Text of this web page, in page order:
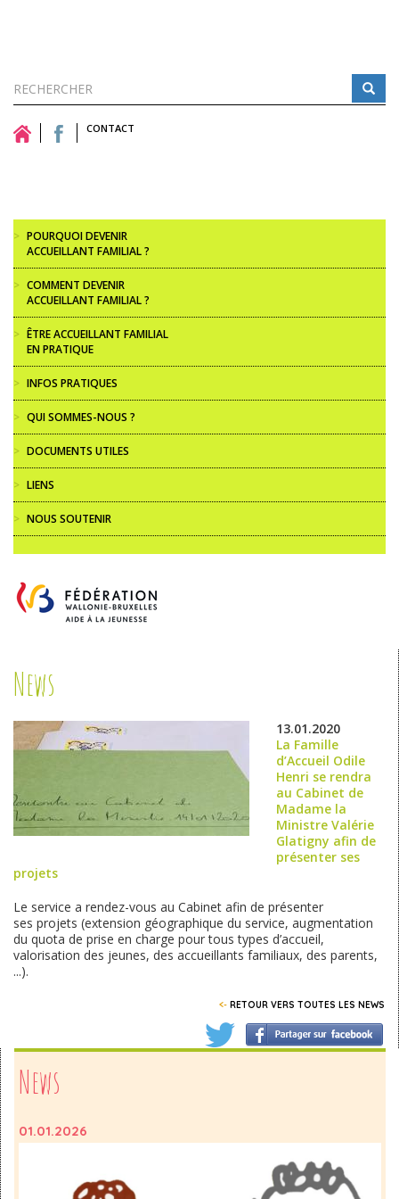
Formulaire
de
recherche
Rechercher CONTACT
> POURQUOI DEVENIR
ACCUEILLANT FAMILIAL ?
> COMMENT DEVENIR
ACCUEILLANT FAMILIAL ?
> ÊTRE ACCUEILLANT FAMILIAL
EN PRATIQUE
> INFOS PRATIQUES
> QUI SOMMES-NOUS ?
> DOCUMENTS UTILES
> LIENS
> NOUS SOUTENIR
News
13.01.2020
La Famille
d’Accueil Odile
Henri se rendra
au Cabinet de
Madame la
Ministre Valérie
Glatigny afin de
présenter ses
projets
Le service a rendez-vous au Cabinet afin de présenter
ses projets (extension géographique du service, augmentation
du quota de prise en charge pour tous types d’accueil,
valorisation des jeunes, des accueillants familiaux, des parents,
...).
<- RETOUR VERS TOUTES LES NEWS
News
01.01.2026